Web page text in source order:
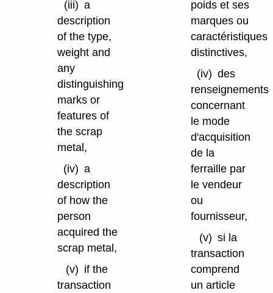
(iii) a
description
of the type,
weight and
any
distinguishing
marks or
features of
the scrap
metal,
(iv) a
description
of how the
person
acquired the
scrap metal,
(v) if the
transaction
poids et ses
marques ou
caractéristiques
distinctives,
(iv) des
renseignements
concernant
le mode
d'acquisition
de la
ferraille par
le vendeur
ou
fournisseur,
(v) si la
transaction
comprend
un article